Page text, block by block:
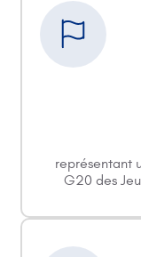
représentant
G20 des